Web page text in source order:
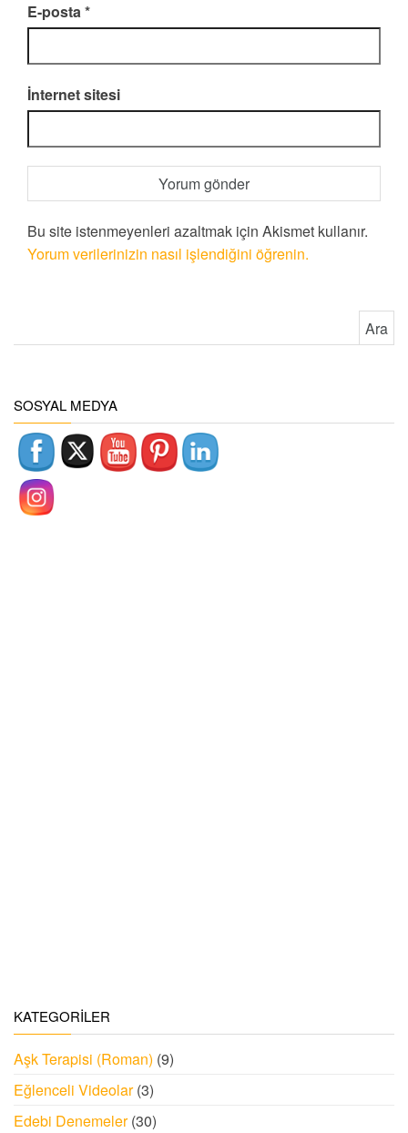
E-posta*
İnternet sitesi
Bu site istenmeyenleri azaltmak için Akismet kullanır.
Yorum verilerinizin nasıl işlendiğini öğrenin.
SOSYAL MEDYA
KATEGORILER
Aşk Terapisi (Roman) (9)
Eğlenceli Videolar(3)
Edebi Denemeler(30)